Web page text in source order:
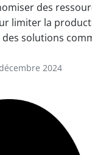
des
limiter la
solutions
2024